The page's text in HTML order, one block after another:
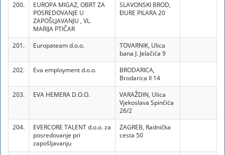
200.
EUROPA MIGAZ, OBRT ZA
POSREDOVANJE U
ZAPOŠLJAVANJU , VL.
MARIJA PTIČAR
SLAVONSKI BROD,
ĐURE PILARA 20
201. Europateam d.o.o.
TOVARNIK, Ulica
bana J. Jelačića 9
202.
Eva employment d.o.o.
BRODARICA,
Brodarica II 14
203.
EVA HEMERA D.O.O.
VARAŽDIN, Ulica
Vjekoslava Spinčića
26/2
204.
EVERCORE TALENT d.o.o. za
posredovanje pri
zapošljavanju
ZAGREB, Radnička
cesta 50